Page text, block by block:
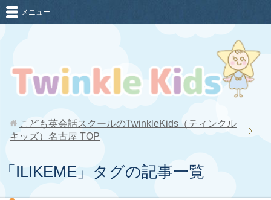
メニュー
こども英会話スクールのTwinkleKids（ティンクル
キッズ）名古屋 TOP
「ILIKEME」タグの記事一覧